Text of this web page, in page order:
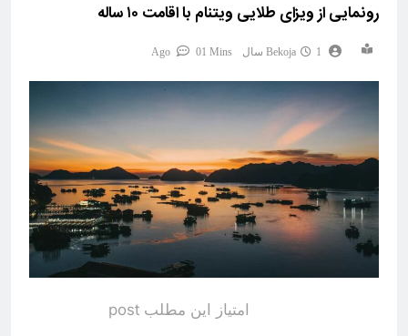
رونمایی از ویزای طلایی ویتنام با اقامت ۱۰ ساله
Bekoja 1 سال Ago 01 Mins
امتیاز این مطلب post